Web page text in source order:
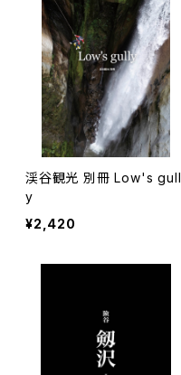
渓谷観光 別冊 Low's gull
y
¥2,420